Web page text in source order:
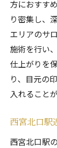
方におすす
り密集し、
エリアのサ
施術を行い
仕上がりを
り、目元の
入れること
西宮北口駅
西宮北口駅